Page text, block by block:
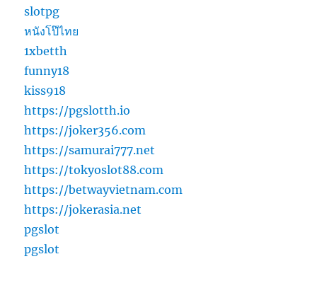
slotpg
หนังโป๊ไทย
1xbetth
funny18
kiss918
https://pgslotth.io
https://joker356.com
https://samurai777.net
https://tokyoslot88.com
https://betwayvietnam.com
https://jokerasia.net
pgslot
pgslot